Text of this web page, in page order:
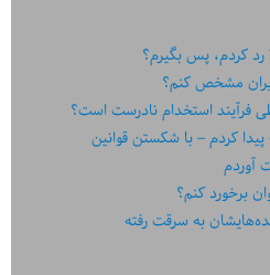
رد کردم، پس بگیرم؟
مشخص کنم؟
فرآیند استخدام نادرست است؟
کردم – با شکستن قوانین
آوردم
برخورد کنم؟
به سرقت رفته